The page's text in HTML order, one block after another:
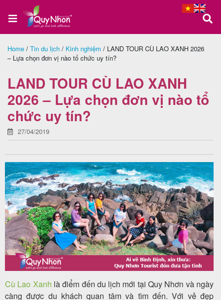
Trang
Tour
Quy
Tour
Phú
Yên
Tour
nước
Home / Tin du lịch / Kinh nghiệm / LAND TOUR CÙ LAO XANH 2026
– Lựa chọn đơn vị nào tổ chức uy tín?
LAND TOUR CÙ LAO XANH
2026 – Lựa chọn đơn vị nào tổ
chức uy tín?
27/04/2019
Cù Lao Xanh là điểm đến du lịch mới tại Quy Nhơn và ngày
càng được du khách quan tâm và tìm đến. Với vẻ đẹp